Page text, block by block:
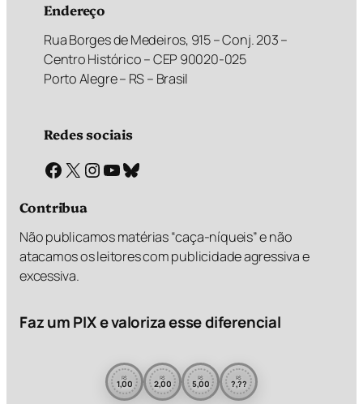
Endereço
Rua Borges de Medeiros, 915 – Conj. 203 –
Centro Histórico – CEP 90020-025
Porto Alegre – RS – Brasil
Redes sociais
Facebook X Instagram Youtube Bluesky
Contribua
Não publicamos matérias “caça-níqueis” e não
atacamos os leitores com publicidade agressiva e
excessiva.
Faz um PIX e valoriza esse diferencial
R$
1,00 R$
2,00 R$
5,00 R$
?,??